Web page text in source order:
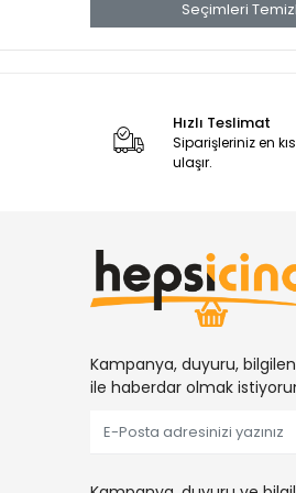
EMAX
Fısco
GARTOOL
GERLINGER
GORDONX
gp
GWEST
Seçimleri
Hızlı Teslimat
Siparişleriniz en
ulaşır.
Kampanya, duyuru,
ile haberdar olmak